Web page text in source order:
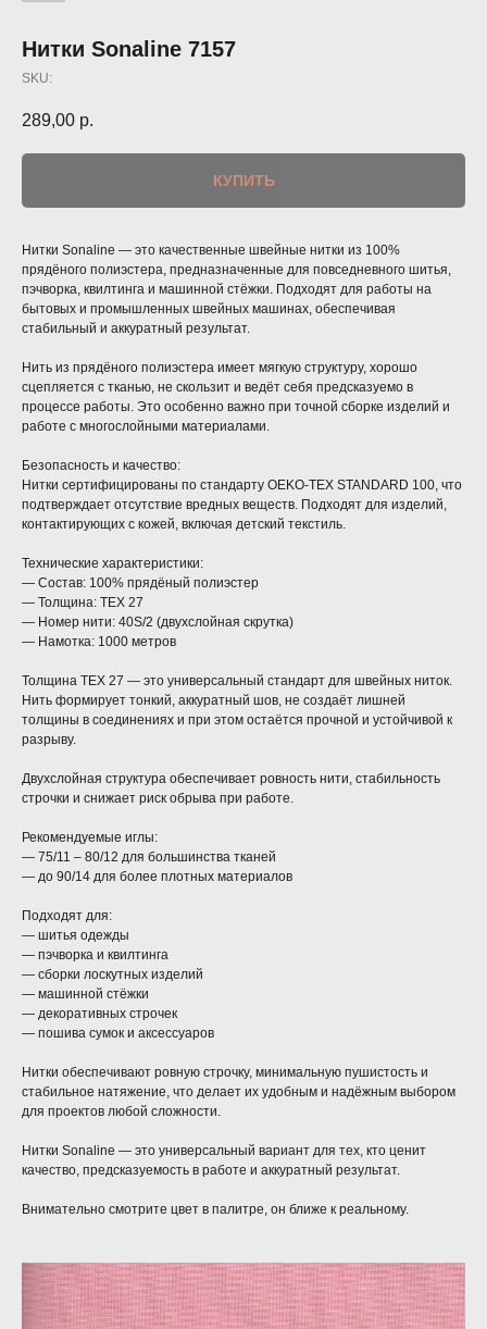
Нитки Sonaline 7157
SKU:
289,00 р.
КУПИТЬ
Нитки Sonaline — это качественные швейные нитки из 100%
прядёного полиэстера, предназначенные для повседневного шитья,
пэчворка, квилтинга и машинной стёжки. Подходят для работы на
бытовых и промышленных швейных машинах, обеспечивая
стабильный и аккуратный результат.
Нить из прядёного полиэстера имеет мягкую структуру, хорошо
сцепляется с тканью, не скользит и ведёт себя предсказуемо в
процессе работы. Это особенно важно при точной сборке изделий и
работе с многослойными материалами.
Безопасность и качество:
Нитки сертифицированы по стандарту OEKO-TEX STANDARD 100, что
подтверждает отсутствие вредных веществ. Подходят для изделий,
контактирующих с кожей, включая детский текстиль.
Технические характеристики:
— Состав: 100% прядёный полиэстер
— Толщина: TEX 27
— Номер нити: 40S/2 (двухслойная скрутка)
— Намотка: 1000 метров
Толщина TEX 27 — это универсальный стандарт для швейных ниток.
Нить формирует тонкий, аккуратный шов, не создаёт лишней
толщины в соединениях и при этом остаётся прочной и устойчивой к
разрыву.
Двухслойная структура обеспечивает ровность нити, стабильность
строчки и снижает риск обрыва при работе.
Рекомендуемые иглы:
— 75/11 – 80/12 для большинства тканей
— до 90/14 для более плотных материалов
Подходят для:
— шитья одежды
— пэчворка и квилтинга
— сборки лоскутных изделий
— машинной стёжки
— декоративных строчек
— пошива сумок и аксессуаров
Нитки обеспечивают ровную строчку, минимальную пушистость и
стабильное натяжение, что делает их удобным и надёжным выбором
для проектов любой сложности.
Нитки Sonaline — это универсальный вариант для тех, кто ценит
качество, предсказуемость в работе и аккуратный результат.
Внимательно смотрите цвет в палитре, он ближе к реальному.